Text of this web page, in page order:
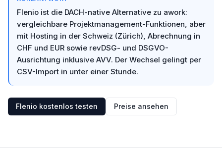
Flenio ist die DACH-native Alternative zu awork:
vergleichbare Projektmanagement-Funktionen, aber
mit Hosting in der Schweiz (Zürich), Abrechnung in
CHF und EUR sowie revDSG- und DSGVO-
Ausrichtung inklusive AVV. Der Wechsel gelingt per
CSV-Import in unter einer Stunde.
Flenio kostenlos testen Preise ansehen